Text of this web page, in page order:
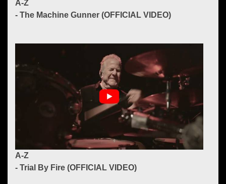
A-Z
- The Machine Gunner (OFFICIAL VIDEO)
A-Z
- Trial By Fire (OFFICIAL VIDEO)